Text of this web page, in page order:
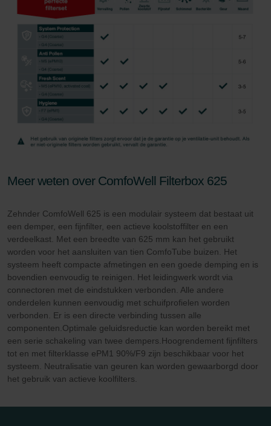
Meer weten over ComfoWell Filterbox 625
Zehnder ComfoWell 625 is een modulair systeem dat bestaat uit
een demper, een fijnfilter, een actieve koolstoffilter en een
verdeelkast. Met een breedte van 625 mm kan het gebruikt
worden voor het aansluiten van tien ComfoTube buizen. Het
systeem heeft compacte afmetingen en een goede demping en is
bovendien eenvoudig te reinigen. Het leidingwerk wordt via
connectoren met de eindstukken verbonden. Alle andere
onderdelen kunnen eenvoudig met schuifprofielen worden
verbonden. Er is een directe verbinding tussen alle
componenten.Optimale geluidsreductie kan worden bereikt met
een serie schakeling van twee dempers.Hoogrendement fijnfilters
tot en met filterklasse ePM1 90%/F9 zijn beschikbaar voor het
systeem. Neutralisatie van geuren kan worden gewaarborgd door
het gebruik van actieve koolfilters.